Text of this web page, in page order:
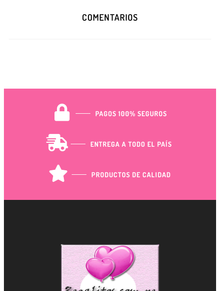
COMENTARIOS
PAGOS 100% SEGUROS
ENTREGA A TODO EL PAÍS
PRODUCTOS DE CALIDAD